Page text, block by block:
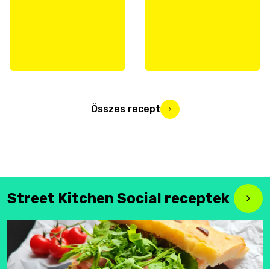
Összes recept
Street Kitchen Social receptek